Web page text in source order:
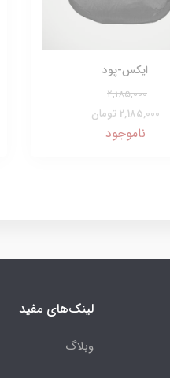
ایکس-پود
2,185,000
2,185,000 تومان
ناموجود
لینک‌های مفید
وبلاگ